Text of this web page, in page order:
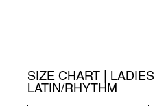
SIZE CHART | LADIES
LATIN/RHYTHM